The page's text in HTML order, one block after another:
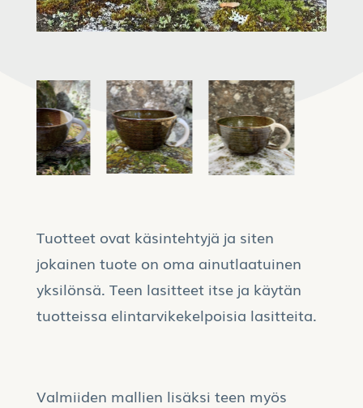
Tuotteet ovat käsintehtyjä ja siten
jokainen tuote on oma ainutlaatuinen
yksilönsä. Teen lasitteet itse ja käytän
tuotteissa elintarvikekelpoisia lasitteita.
Valmiiden mallien lisäksi teen myös